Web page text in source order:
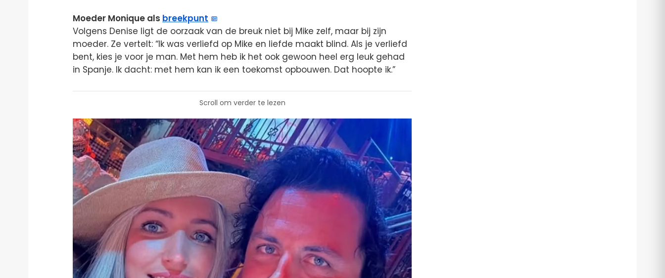
Moeder Monique als breekpunt
Volgens Denise ligt de oorzaak van de breuk niet bij Mike zelf, maar bij zijn
moeder. Ze vertelt: “Ik was verliefd op Mike en liefde maakt blind. Als je verliefd
bent, kies je voor je man. Met hem heb ik het ook gewoon heel erg leuk gehad
in Spanje. Ik dacht: met hem kan ik een toekomst opbouwen. Dat hoopte ik.”
Scroll om verder te lezen